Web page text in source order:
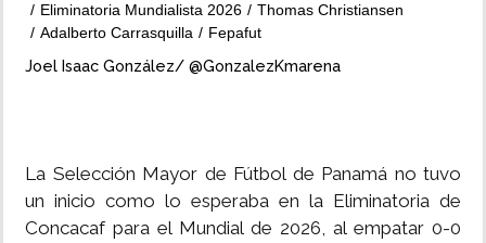
Eliminatoria Mundialista 2026
Thomas Christiansen
Adalberto Carrasquilla
Fepafut
Joel Isaac González/ @GonzalezKmarena
La Selección Mayor de Fútbol de Panamá no tuvo
un inicio como lo esperaba en la Eliminatoria de
Concacaf para el Mundial de 2026, al empatar 0-0